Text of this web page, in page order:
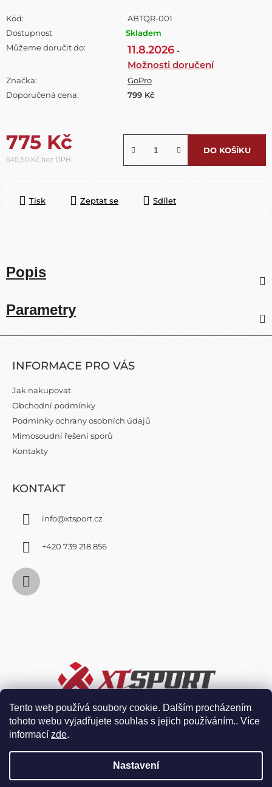
Tento web používá soubory cookie. Dalším procházením
tohoto webu vyjadřujete souhlas s jejich používáním.. Více
informací zde.
Nastavení
Kód:
ABTQR-001
Dostupnost
Skladem
Můžeme doručit do:
11.8.2026 -
Možnosti doručení
Značka:
GoPro
Doporučená cena:
799 Kč
775 Kč
640,50 Kč bez DPH
DO KOŠÍKU
Tisk Zeptat se Sdílet
Popis
Parametry
INFORMACE PRO VÁS
Jak nakupovat
Obchodní podmínky
Podmínky ochrany osobních údajů
Mimosoudní řešení sporů
Kontakty
KONTAKT
info@xtsport.cz
+420 739 218 856